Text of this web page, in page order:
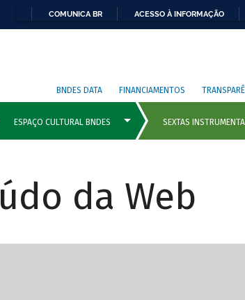
COMUNICA BR ACESSO À INFORMAÇÃO
BNDES DATA FINANCIAMENTOS
da Web
com